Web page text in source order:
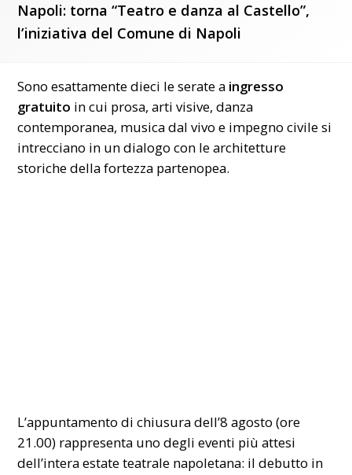
Napoli: torna “Teatro e danza al Castello”,
l’iniziativa del Comune di Napoli
Sono esattamente dieci le serate a ingresso
gratuito in cui prosa, arti visive, danza
contemporanea, musica dal vivo e impegno civile si
intrecciano in un dialogo con le architetture
storiche della fortezza partenopea.
L’appuntamento di chiusura dell’8 agosto (ore
21.00) rappresenta uno degli eventi più attesi
dell’intera estate teatrale napoletana: il debutto in